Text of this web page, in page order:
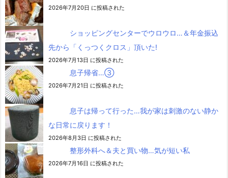
2026年7月20日 に投稿された
ショッピングセンターでウロウロ…＆年金振込
先から「くっつくクロス」頂いた!
2026年7月13日 に投稿された
息子帰省…③
2026年7月21日 に投稿された
息子は帰って行った…我が家は刺激のない静か
な日常に戻ります！
2026年8月3日 に投稿された
整形外科へ＆夫と買い物…気が短い私
2026年7月16日 に投稿された